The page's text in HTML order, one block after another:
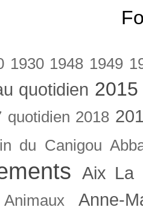
1930 1948 1949
quotidien
quotidien 2018
du Canigou
Aix La
Animaux Anne-